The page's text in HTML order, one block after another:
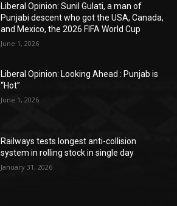
Liberal Opinion: Sunil Gulati, a man of
Punjabi descent who got the USA, Canada,
and Mexico, the 2026 FIFA World Cup
June 1, 2026
Liberal Opinion: Looking Ahead : Punjab is
“Hot”
June 1, 2026
Railways tests longest anti-collision
system in rolling stock in single day
January 31, 2026